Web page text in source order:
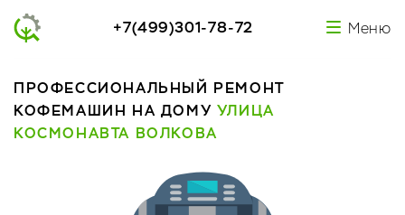
+7(499)301-78-72 Меню
ПРОФЕССИОНАЛЬНЫЙ РЕМОНТ
КОФЕМАШИН НА ДОМУ УЛИЦА
КОСМОНАВТА ВОЛКОВА